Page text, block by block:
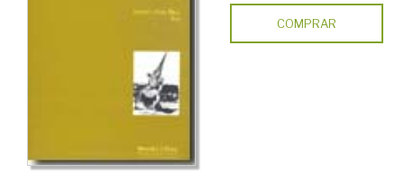
COMPRAR